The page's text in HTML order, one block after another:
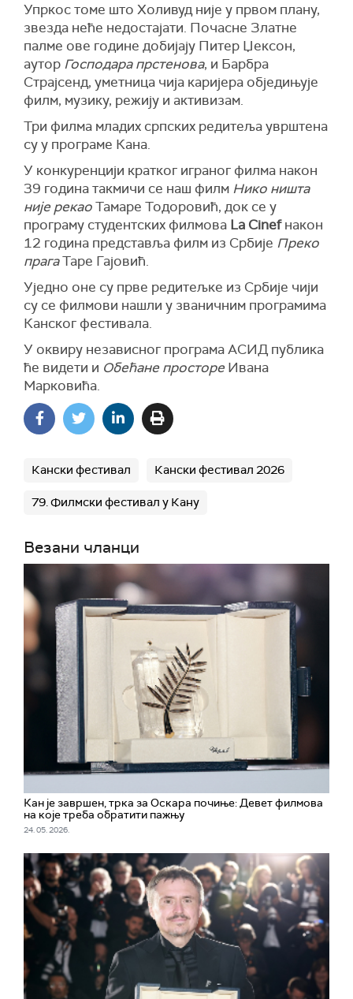
Упркос томе што Холивуд није у првом плану,
звезда неће недостајати. Почасне Златне
палме ове године добијају Питер Џексон,
аутор Господара прстенова, и Барбра
Страјсенд, уметница чија каријера обједињује
филм, музику, режију и активизам.
Три филма младих српских редитеља уврштена
су у програме Кана.
У конкуренцији кратког играног филма након
39 година такмичи се наш филм Нико ништа
није рекаоТамаре Тодоровић, док се у
програму студентских филмова La Cinefнакон
12 година представља филм из Србије Преко
прагаТаре Гајовић.
Уједно оне су прве редитељке из Србије чији
су се филмови нашли у званичним програмима
Канског фестивала.
У оквиру независног програма АСИД публика
ће видети и Обећане простореИвана
Марковића.
Кански фестивал Кански фестивал 2026
79. Филмски фестивал у Кану
Везани чланци
Кан је завршен, трка за Оскара почиње: Девет филмова
на које треба обратити пажњу
24. 05. 2026.